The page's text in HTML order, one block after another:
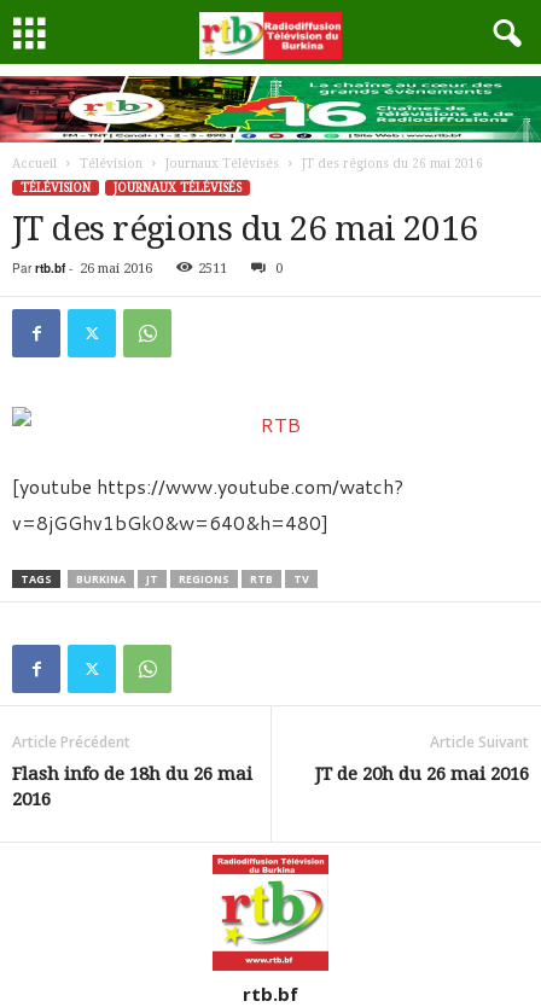
Accueil Télévision Journaux Télévisés
JT des régions du 26 mai 2016
TÉLÉVISION
JOURNAUX TÉLÉVISÉS
JT des régions du 26 mai 2016
Par rtb.bf- 26 mai 2016 2511 0
[youtube https://www.youtube.com/watch?
v=8jGGhv1bGk0&w=640&h=480]
TAGS BURKINA JT REGIONS RTB TV
Article Précédent
Flash info de 18h du 26 mai
2016
Article Suivant
JT de 20h du 26 mai 2016
rtb.bf